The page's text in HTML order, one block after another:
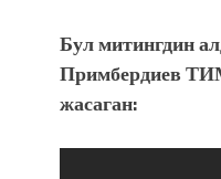
Бул митингдин
Примбердиев
жасаган: